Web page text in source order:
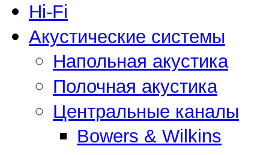
Hi-Fi
Акустические системы
Напольная акустика
Полочная акустика
Центральные каналы
Bowers & Wilkins